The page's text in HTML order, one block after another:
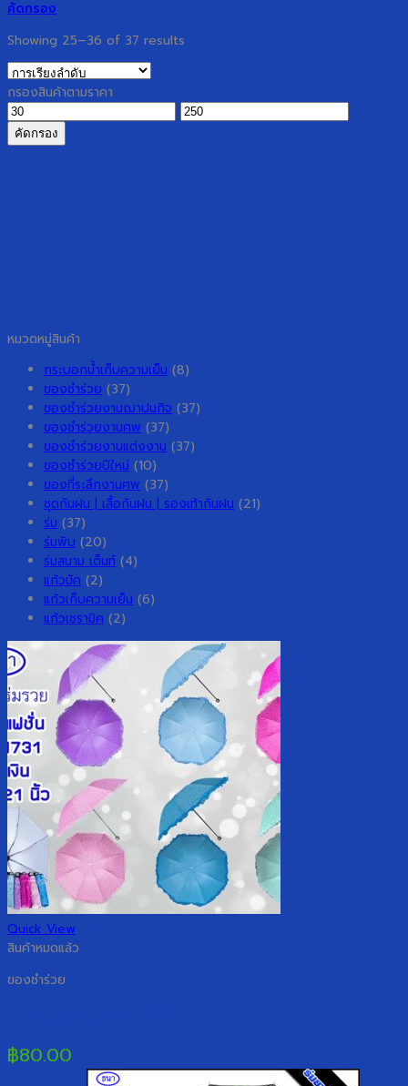
คัดกรอง
Showing 25–36 of 37 results
กรองสินค้าตามราคา
ราคา
ต่ำ
สุด
ราคา
คัดกรอง
หมวดหมู่สินค้า
กระบอกน้ำเก็บความเย็น (8)
ของชำร่วย (37)
ของชำร่วยงานฌาปนกิจ (37)
ของชำร่วยงานศพ (37)
ของชำร่วยงานแต่งงาน (37)
ของชำร่วยปีใหม่ (10)
ของที่ระลึกงานศพ (37)
ชุดกันฝน | เสื้อกันฝน | รองเท้ากันฝน (21)
ร่ม (37)
ร่มพับ (20)
ร่มสนาม เต็นท์ (4)
แก้วมัค (2)
แก้วเก็บความเย็น (6)
แก้วเซรามิค (2)
Quick View
สินค้าหมดแล้ว
ของชำร่วย
฿80.00